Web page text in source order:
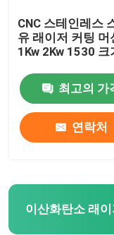
CNC 스테인레스
유 래이저 커팅 머
1Kw 2Kw 1530 크
최고의 가
연락처
이산화탄소 래